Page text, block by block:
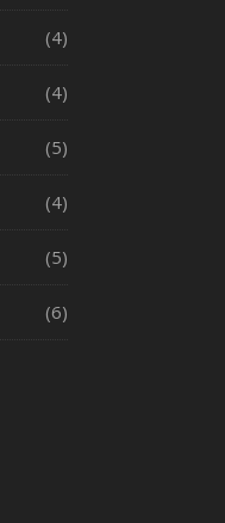
(4)
(4)
(5)
(4)
(5)
(6)